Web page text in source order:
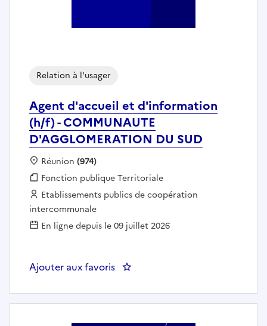
Agent d'accueil et d'information
(h/f) - COMMUNAUTE
D'AGGLOMERATION DU SUD
Relation à l'usager
Localisation :
Réunion (974)
Fonction publique :
Fonction publique Territoriale
Employeur :
Etablissements publics de coopération
intercommunale
En ligne depuis le 09 juillet 2026
Ajouter aux favoris : Agent d'accueil et